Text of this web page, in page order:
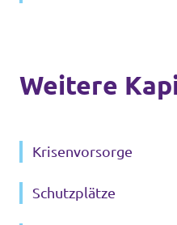
Weitere
Krisenvorsorge
Schutzplätze